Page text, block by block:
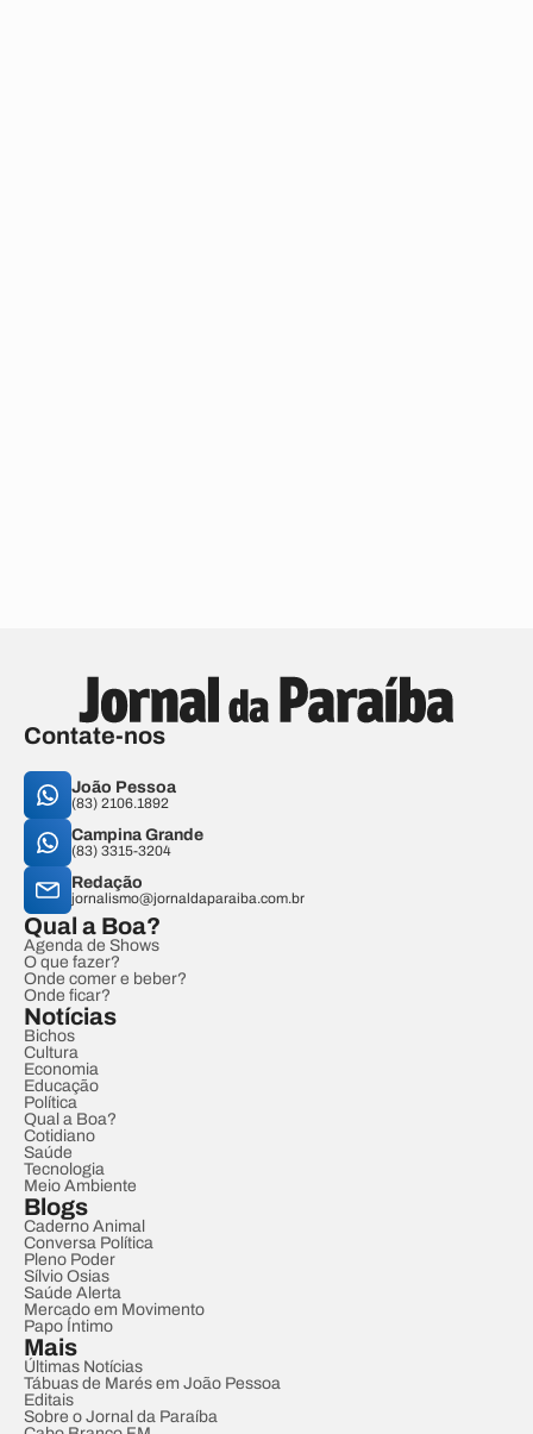
Contate-nos
João Pessoa
(83) 2106.1892
Campina Grande
(83) 3315-3204
Redação
jornalismo@jornaldaparaiba.com.br
Qual a Boa?
Agenda de Shows
O que fazer?
Onde comer e beber?
Onde ficar?
Notícias
Bichos
Cultura
Economia
Educação
Política
Qual a Boa?
Cotidiano
Saúde
Tecnologia
Meio Ambiente
Blogs
Caderno Animal
Conversa Política
Pleno Poder
Sílvio Osias
Saúde Alerta
Mercado em Movimento
Papo Íntimo
Mais
Últimas Notícias
Tábuas de Marés em João Pessoa
Editais
Sobre o Jornal da Paraíba